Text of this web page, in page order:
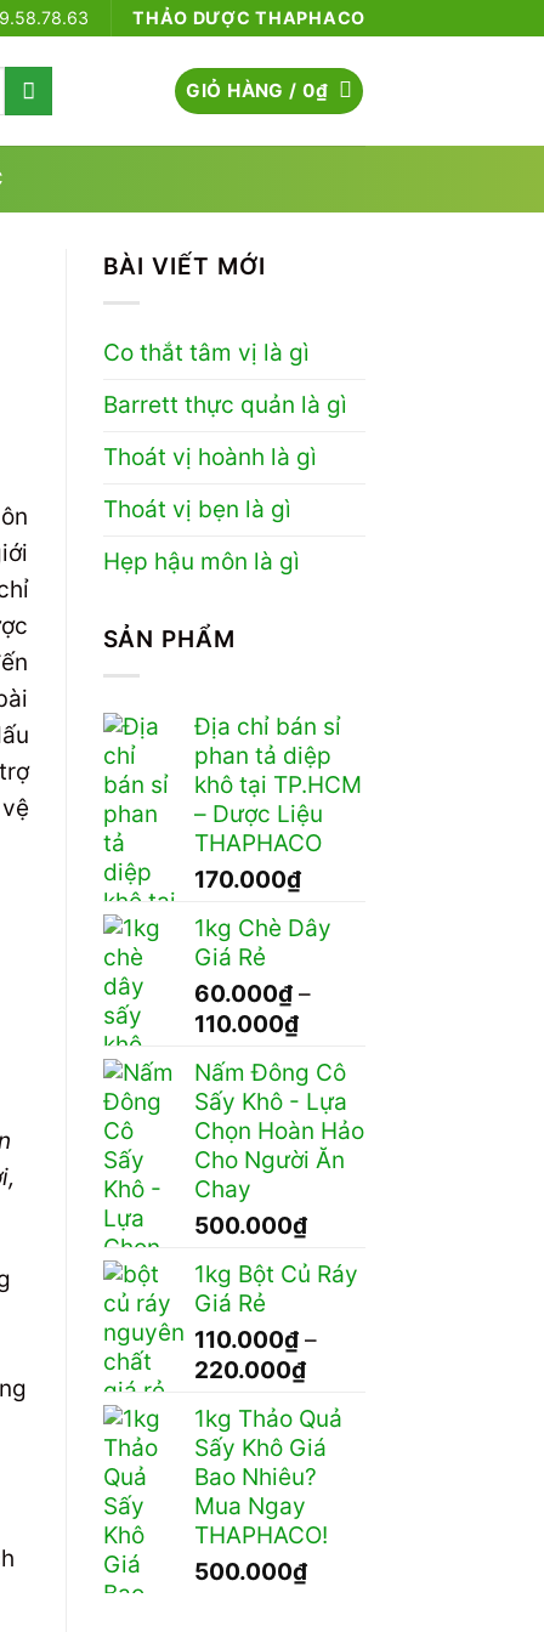
THẢO DƯỢC THAPHACO
GIỎ HÀNG /0₫
BÀI VIẾT MỚI
Co thắt tâm vị là gì
Barrett thực quản là gì
Thoát vị hoành là gì
Thoát vị bẹn là gì
Hẹp hậu môn là gì
SẢN PHẨM
Địa chỉ bán sỉ
phan tả diệp
khô tại TP.HCM
– Dược Liệu
THAPHACO
170.000₫
1kg Chè Dây
Giá Rẻ
60.000₫ –
110.000₫Khoảng
từ
60.000₫
đến
110.000₫
Nấm Đông Cô
Sấy Khô - Lựa
Chọn Hoàn Hảo
Cho Người Ăn
Chay
500.000₫
1kg Bột Củ Ráy
Giá Rẻ
110.000₫ –
220.000₫Khoảng
từ
110.000₫
đến
220.000₫
1kg Thảo Quả
Sấy Khô Giá
Bao Nhiêu?
Mua Ngay
THAPHACO!
500.000₫